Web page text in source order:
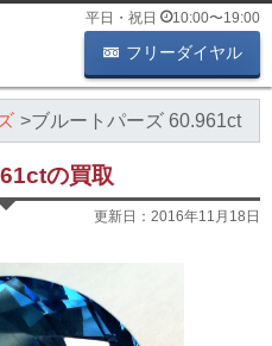
平日・祝日 10:00〜19:00
フリーダイヤル
ブルートパーズ 60.961ct
の買取
更新日： 2016年11月18日